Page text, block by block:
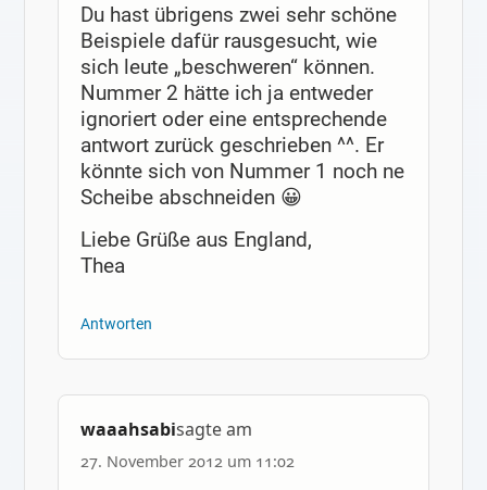
Du hast übrigens zwei sehr schöne
Beispiele dafür rausgesucht, wie
sich leute „beschweren“ können.
Nummer 2 hätte ich ja entweder
ignoriert oder eine entsprechende
antwort zurück geschrieben ^^. Er
könnte sich von Nummer 1 noch ne
Scheibe abschneiden 😀
Liebe Grüße aus England,
Thea
Antworten
waaahsabisagte am
27. November 2012 um 11:02